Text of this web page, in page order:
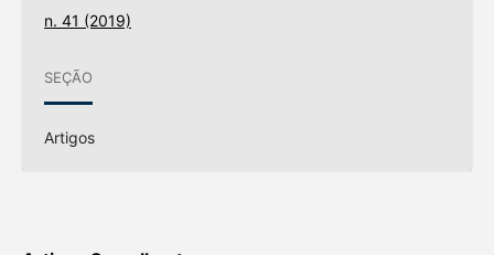
n. 41 (2019)
SEÇÃO
Artigos